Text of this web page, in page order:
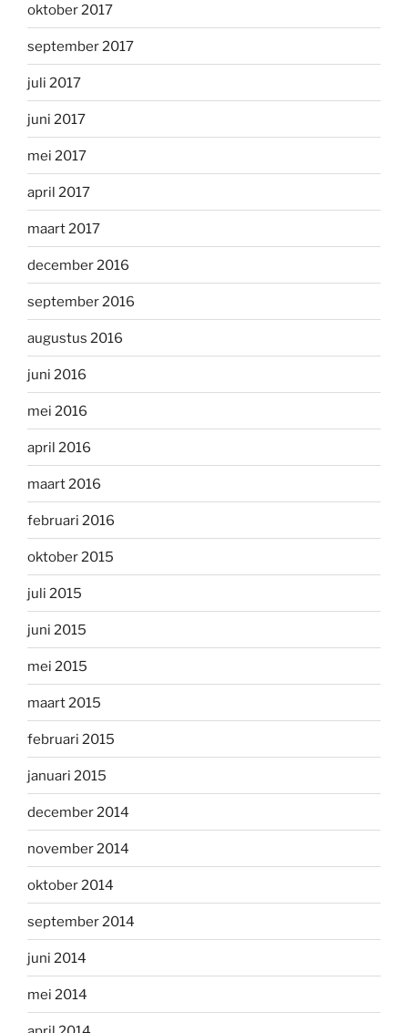
oktober 2017
september 2017
juli 2017
juni 2017
mei 2017
april 2017
maart 2017
december 2016
september 2016
augustus 2016
juni 2016
mei 2016
april 2016
maart 2016
februari 2016
oktober 2015
juli 2015
juni 2015
mei 2015
maart 2015
februari 2015
januari 2015
december 2014
november 2014
oktober 2014
september 2014
juni 2014
mei 2014